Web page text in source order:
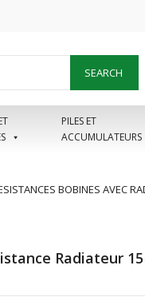
SEARCH
PILES ET
ACCUMULATEURS
BOBINES AVEC
Radiateur